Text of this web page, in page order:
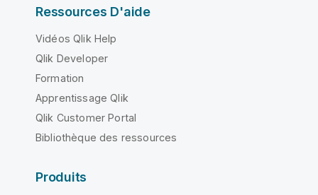
Ressources D'aide
Vidéos Qlik Help
Qlik Developer
Formation
Apprentissage Qlik
Qlik Customer Portal
Bibliothèque des ressources
Produits